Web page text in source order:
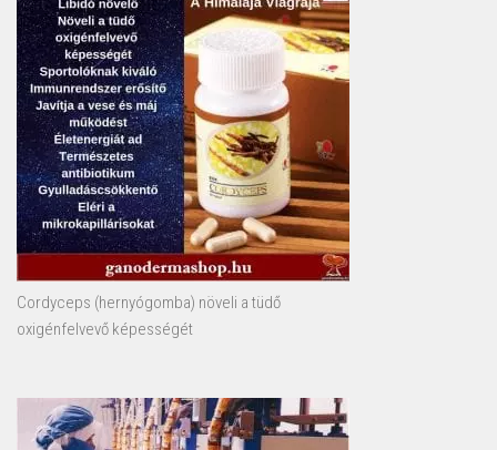
Cordyceps (hernyógomba) növeli a tüdő
oxigénfelvevő képességét